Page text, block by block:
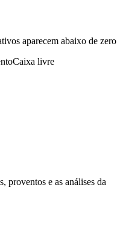
aparecem abaixo de zero
Caixa livre
proventos e as análises da